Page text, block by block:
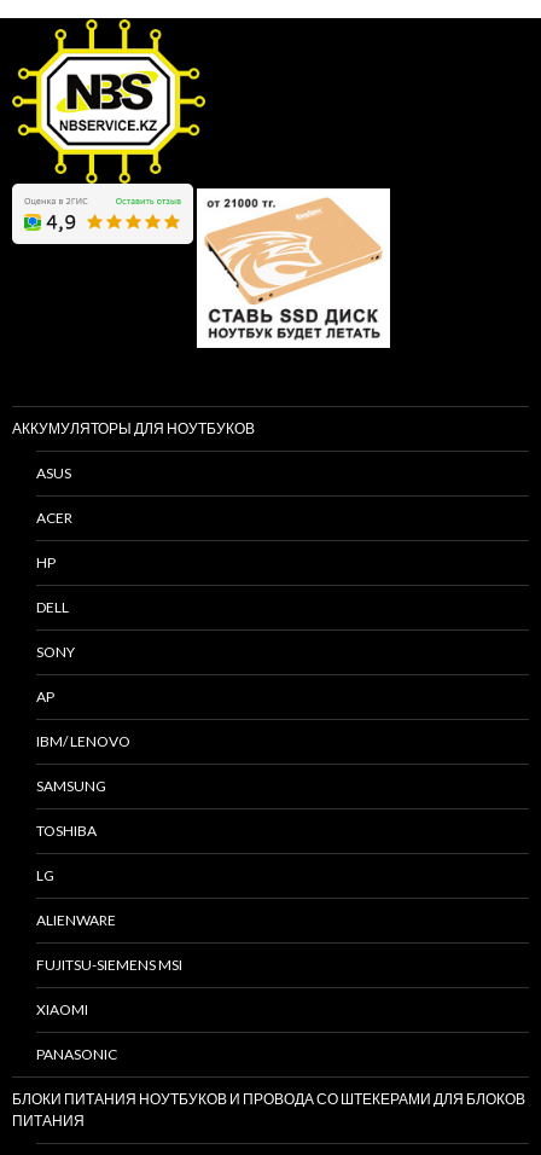
АККУМУЛЯТОРЫ ДЛЯ НОУТБУКОВ
ASUS
ACER
HP
DELL
SONY
AP
IBM/ LENOVO
SAMSUNG
TOSHIBA
LG
ALIENWARE
FUJITSU-SIEMENS MSI
XIAOMI
PANASONIC
БЛОКИ ПИТАНИЯ НОУТБУКОВ И ПРОВОДА СО ШТЕКЕРАМИ ДЛЯ БЛОКОВ
ПИТАНИЯ